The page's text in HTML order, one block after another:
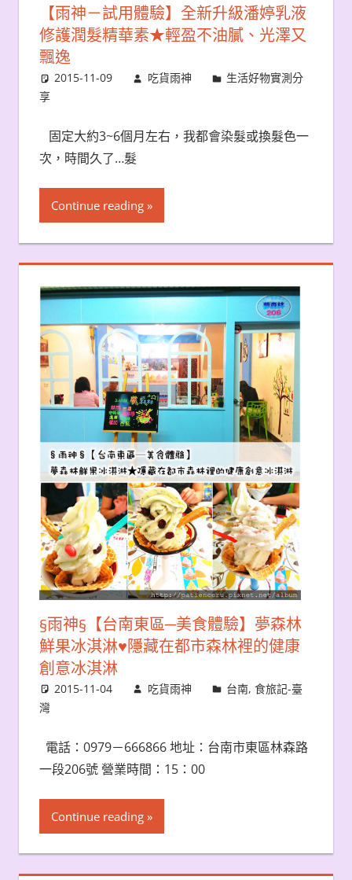
【雨神－試用體驗】全新升級潘婷乳液
修護潤髮精華素★輕盈不油膩、光澤又
飄逸
2015-11-09 吃貨雨神
生活好物實測分
享
固定大約3~6個月左右，我都會染髮或換髮色一
次，時間久了…髮
Continue reading
§雨神§【台南東區─美食體驗】夢森林
鮮果冰淇淋♥隱藏在都市森林裡的健康
創意冰淇淋
2015-11-04 吃貨雨神 台南,食旅記-臺
灣
電話：0979－666866 地址：台南市東區林森路
一段206號 營業時間：15：00
Continue reading